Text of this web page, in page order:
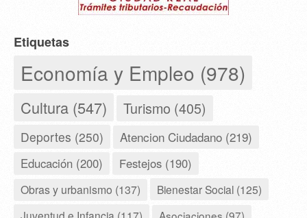
Etiquetas
Economía y Empleo (978)
Cultura (547) Turismo (405)
Deportes (250) Atencion Ciudadano (219)
Educación (200) Festejos (190)
Obras y urbanismo (137)
Bienestar Social (125)